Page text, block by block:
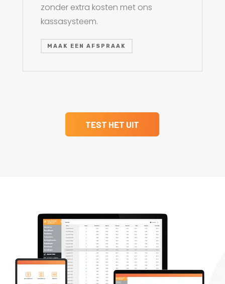
zonder extra kosten met ons
kassasysteem.
MAAK EEN AFSPRAAK
TEST HET UIT